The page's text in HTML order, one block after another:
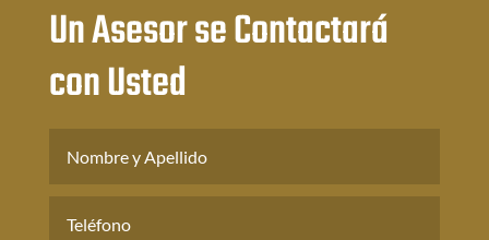
Un Asesor se Contactará
con Usted